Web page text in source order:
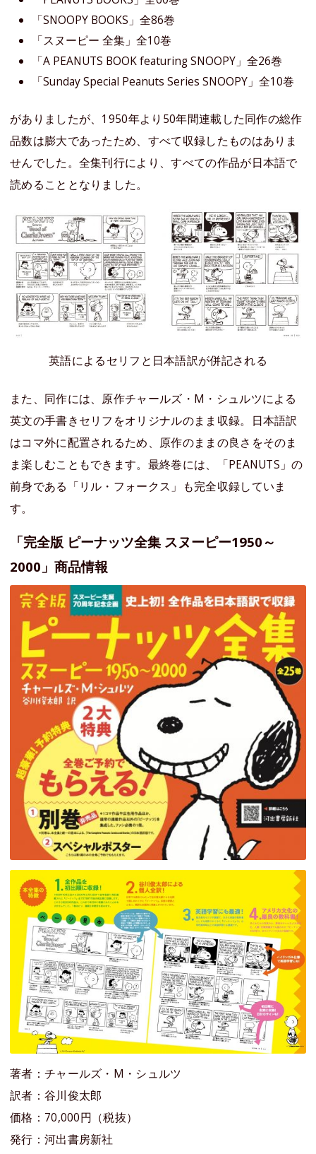
「SNOOPY BOOKS」全86巻
「スヌーピー 全集」全10巻
「A PEANUTS BOOK featuring SNOOPY」全26巻
「Sunday Special Peanuts Series SNOOPY」全10巻
がありましたが、1950年より50年間連載した同作の総作
品数は膨大であったため、すべて収録したものはありま
せんでした。全集刊行により、すべての作品が日本語で
読めることとなりました。
英語によるセリフと日本語訳が併記される
また、同作には、原作チャールズ・M・シュルツによる
英文の手書きセリフをオリジナルのまま収録。日本語訳
はコマ外に配置されるため、原作のままの良さをそのま
ま楽しむこともできます。最終巻には、「PEANUTS」の
前身である「リル・フォークス」も完全収録していま
す。
「完全版 ピーナッツ全集 スヌーピー1950～
2000」商品情報
著者：チャールズ・M・シュルツ
訳者：谷川俊太郎
価格：70,000円（税抜）
発行：河出書房新社